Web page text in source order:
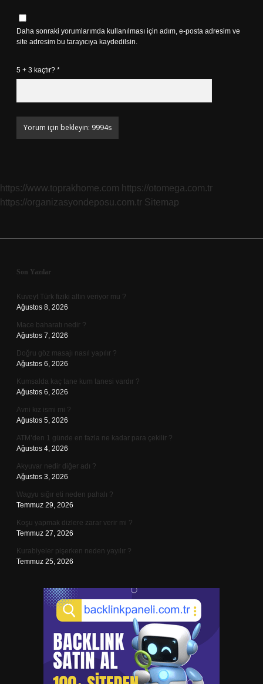
Daha sonraki yorumlarımda kullanılması için adım, e-posta adresim ve
site adresim bu tarayıcıya kaydedilsin.
5 + 3 kaçtır? *
https://www.toprakhome.com https://otomega.com.tr
https://organizasyondeposu.com.tr Sitemap
Sidebar
Son Yazılar
Kuveyt Türk fiziki altın veriyor mu ?
Ağustos 8, 2026
Mace baharatı nedir ?
Ağustos 7, 2026
Doğru göz masajı nasıl yapılır ?
Ağustos 6, 2026
Kumsalda kaç tane kum tanesi vardır ?
Ağustos 6, 2026
Avni kız ismi mi ?
Ağustos 5, 2026
ATM’den 1 günde en fazla ne kadar para çekilir ?
Ağustos 4, 2026
Akyuvar nedir diğer adı ?
Ağustos 3, 2026
Wagyu sığır eti neden pahalı ?
Temmuz 29, 2026
Koşu yapmak dizlere zarar verir mi ?
Temmuz 27, 2026
Kurabiyeler pişerken neden yayılır ?
Temmuz 25, 2026